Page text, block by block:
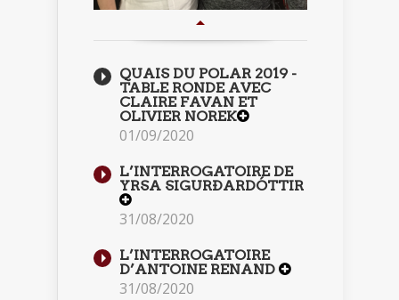
QUAIS DU POLAR 2019 -
TABLE RONDE AVEC
CLAIRE FAVAN ET
OLIVIER NOREK
01/09/2020
L’INTERROGATOIRE DE
YRSA SIGURÐARDÓTTIR
31/08/2020
L’INTERROGATOIRE
D’ANTOINE RENAND
31/08/2020